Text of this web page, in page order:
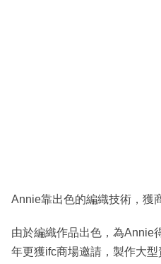
Annie靠出色的編織技術，獲
由於編織作品出色，為Annie
年更獲ifc商場邀請，製作大